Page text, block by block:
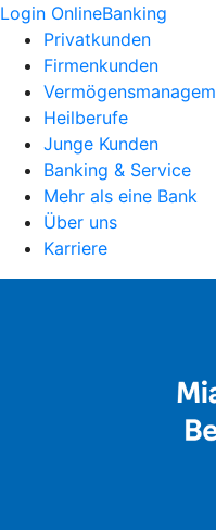
Login OnlineBanking
Privatkunden
Firmenkunden
Heilberufe
Junge Kunden
Banking & Service
Mehr als eine Bank
Über uns
Karriere